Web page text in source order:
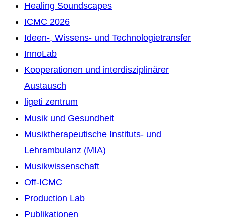
Healing Soundscapes
ICMC 2026
Ideen-, Wissens- und Technologietransfer
InnoLab
Kooperationen und interdisziplinärer
Austausch
ligeti zentrum
Musik und Gesundheit
Musiktherapeutische Instituts- und
Lehrambulanz (MIA)
Musikwissenschaft
Off-ICMC
Production Lab
Publikationen